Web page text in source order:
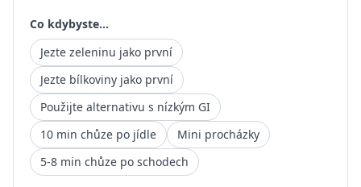
Co kdybyste...
Jezte zeleninu jako první
Jezte bílkoviny jako první
Použijte alternativu s nízkým GI
10 min chůze po jídle
Mini procházky
5-8 min chůze po schodech